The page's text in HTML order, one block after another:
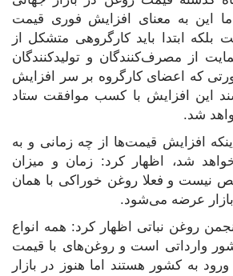
این به معنای افزایش فوری قیمت
ابتدا باید کارگروهی متشکل از
از مصرف‌کنندگان و تولیدکنندگان
که اعضای کارگروه بر سر افزایش
این افزایش با کسب موافقت ستاد
شد.
افزایش قیمت‌ها از چه زمانی و به
شد، اظهار کرد: زمان و میزان
و فعلا روغن خوراکی با همان
عرضه می‌شود.
روغن نباتی اظهار کرد: همه انواع
وارداتی است و روغن‌های با قیمت
به کشور هستند اما هنوز در بازار